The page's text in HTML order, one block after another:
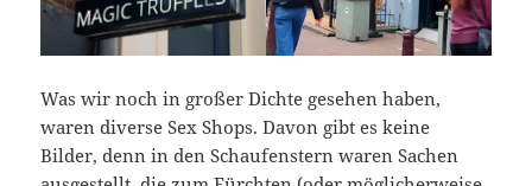
Was wir noch in großer Dichte gesehen haben,
waren diverse Sex Shops. Davon gibt es keine
Bilder, denn in den Schaufenstern waren Sachen